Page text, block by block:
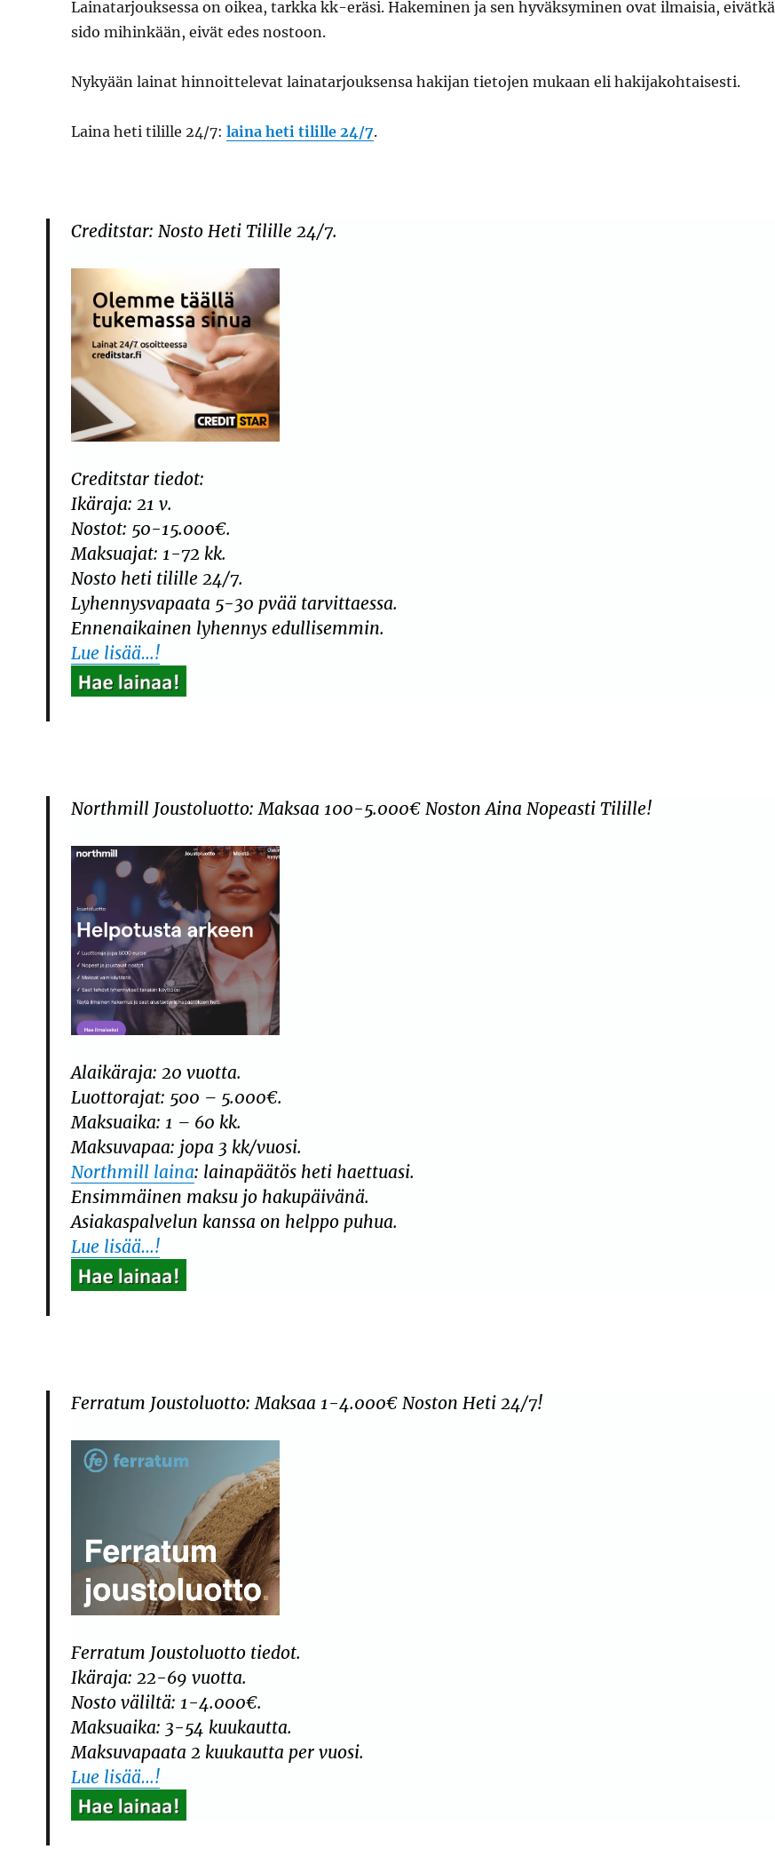
Lainatarjouksessa on oikea, tarkka kk-eräsi. Hakeminen ja sen hyväksyminen ovat ilmaisia, eivätkä
sido mihinkään, eivät edes nostoon.
Nykyään lainat hinnoittelevat lainatarjouksensa hakijan tietojen mukaan eli hakijakohtaisesti.
Laina heti tilille 24/7:laina heti tilille 24/7.
Creditstar: Nosto Heti Tilille 24/7.
Creditstar tiedot:
Ikäraja: 21 v.
Nostot: 50-15.000€.
Maksuajat: 1-72 kk.
Nosto heti tilille 24/7.
Lyhennysvapaata 5-30 pvää tarvittaessa.
Ennenaikainen lyhennys edullisemmin.
Lue lisää…!
Northmill Joustoluotto: Maksaa 100-5.000€ Noston Aina Nopeasti Tilille!
Alaikäraja: 20 vuotta.
Luottorajat: 500 – 5.000€.
Maksuaika: 1 – 60 kk.
Maksuvapaa: jopa 3 kk/vuosi.
Northmill laina: lainapäätös heti haettuasi.
Ensimmäinen maksu jo hakupäivänä.
Asiakaspalvelun kanssa on helppo puhua.
Lue lisää…!
Ferratum Joustoluotto: Maksaa 1-4.000€ Noston Heti 24/7!
Ferratum Joustoluotto tiedot.
Ikäraja: 22-69 vuotta.
Nosto väliltä: 1-4.000€.
Maksuaika: 3-54 kuukautta.
Maksuvapaata 2 kuukautta per vuosi.
Lue lisää…!